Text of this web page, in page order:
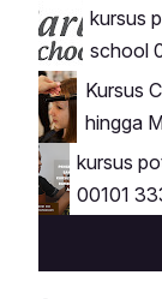
kursus
school
Kursus
hingga
kursus
00101